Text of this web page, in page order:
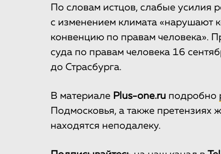
По словам истцов, слабые усилия
с изменением климата «нарушают
конвенцию по правам человека».
суда по правам человека 16
до Страсбурга.
В материале Plus-one.ru подробно
Подмосковья, а также претензиях
находятся неподалеку.